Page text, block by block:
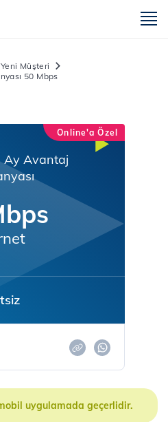
Yeni Müşteri
50 Mbps
Online'a Özel
Ay Avantaj
uygulamada geçerlidir.